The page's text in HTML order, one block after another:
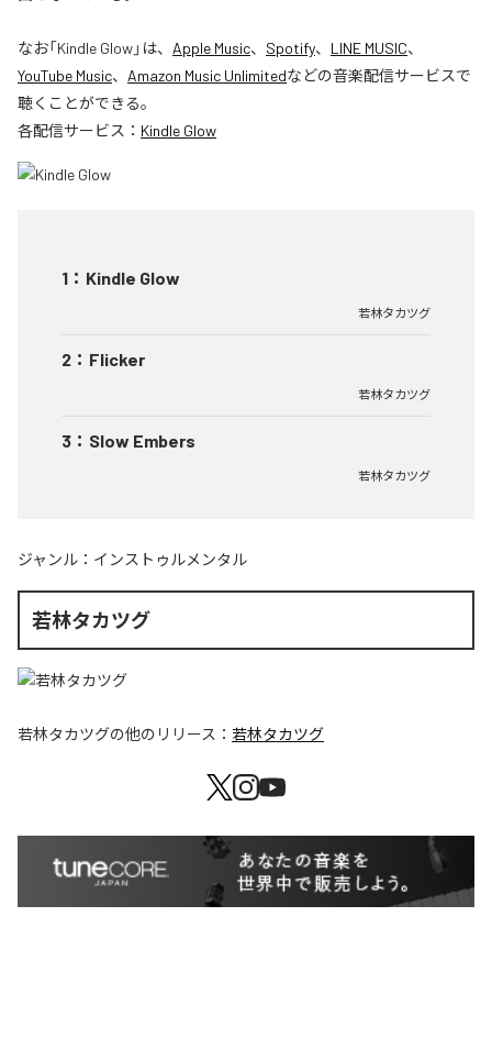
なお「Kindle Glow」は、 Apple Music、 Spotify、 LINE MUSIC、
YouTube Music、 Amazon Music Unlimitedなどの音楽配信サービスで
聴くことができる。
各配信サービス： Kindle Glow
1 ： Kindle Glow
若林タカツグ
2 ： Flicker
若林タカツグ
3 ： Slow Embers
若林タカツグ
ジャンル： インストゥルメンタル
若林タカツグ
若林タカツグの他のリリース： 若林タカツグ